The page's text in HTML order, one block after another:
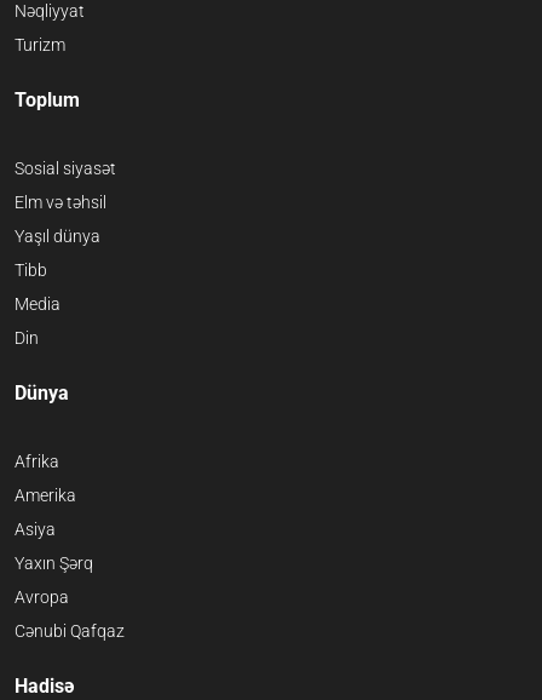
Nəqliyyat
Turizm
Toplum
Sosial siyasət
Elm və təhsil
Yaşıl dünya
Tibb
Media
Din
Dünya
Afrika
Amerika
Asiya
Yaxın Şərq
Avropa
Cənubi Qafqaz
Hadisə